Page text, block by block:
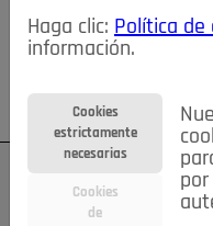
TABLÓN DE ANUNCIOS
NOSOTROS
Su cuenta Regístrese
Haga clic: Política de
información.
Cookies
estrictamente
necesarias
Cookies
de